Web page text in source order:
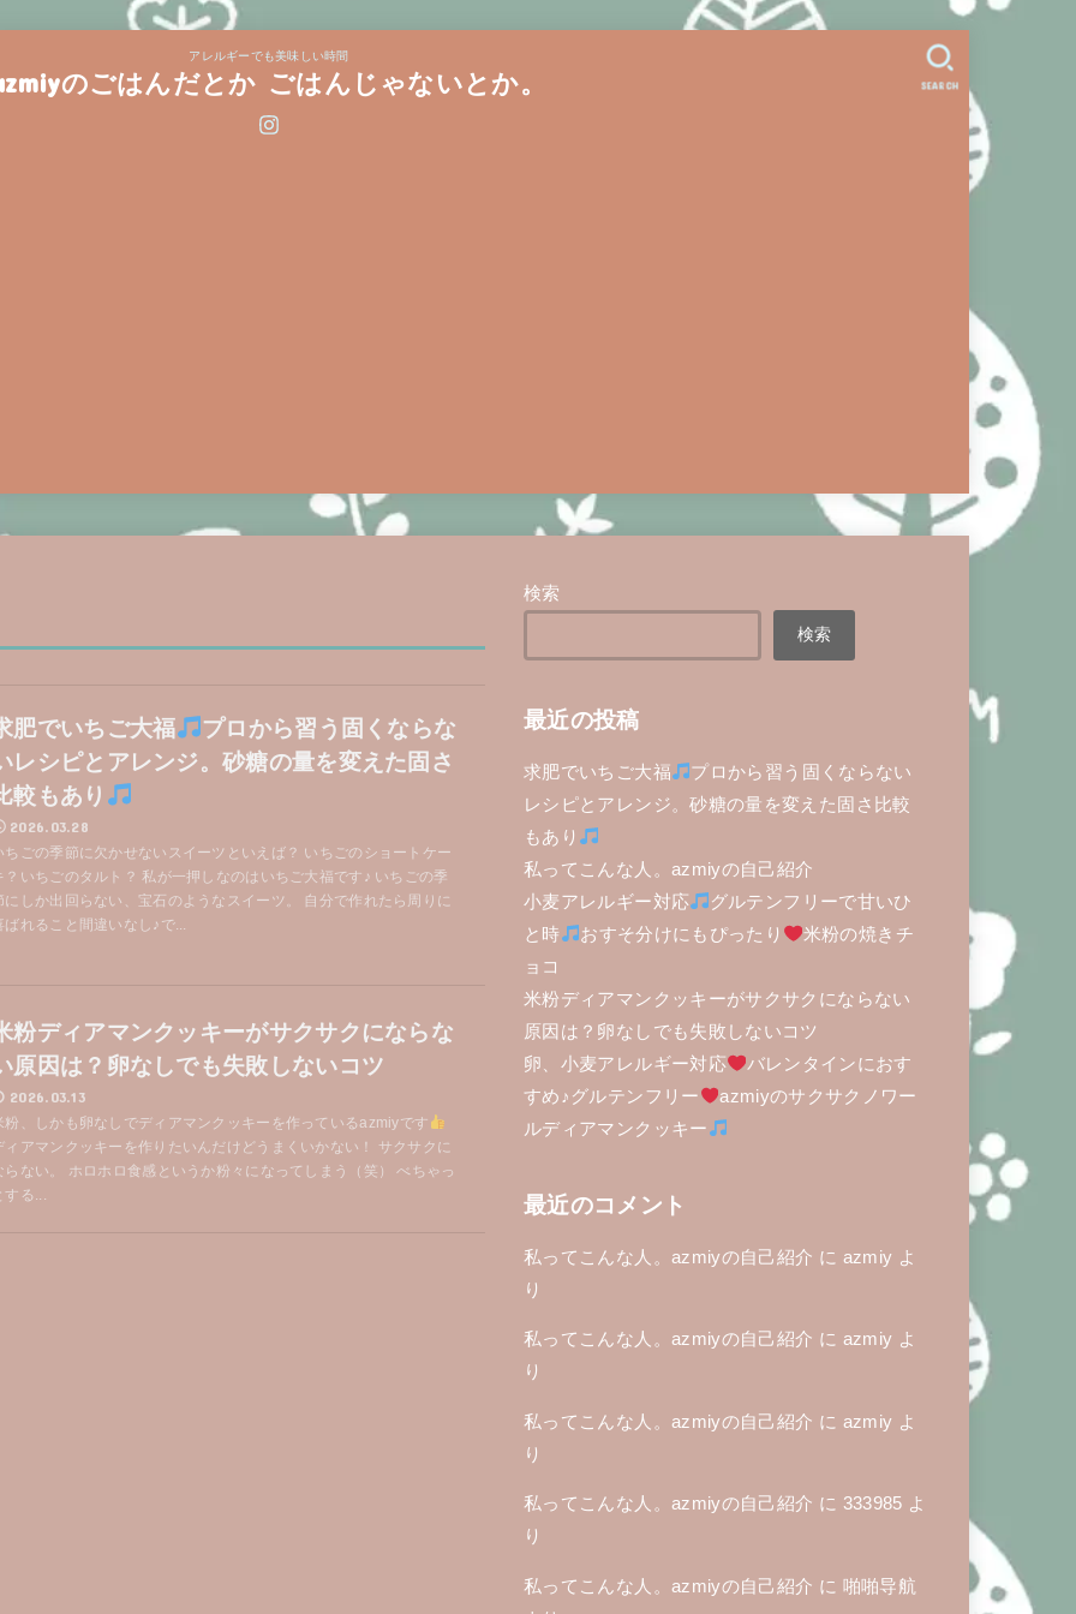
アレルギーでも美味しい時間
のごはんだとか ごはんじゃないとか。 SEARCH
肥でいちご大福
プロから習う固くならな
レシピとアレンジ。砂糖の量を変えた固さ
較もあり
2026.03.28
ちごの季節に欠かせないスイーツといえば？ いちごのショートケー
？いちごのタルト？ 私が一押しなのはいちご大福です♪ いちごの季
にしか出回らない、宝石のようなスイーツ。 自分で作れたら周りに
ばれること間違いなし♪で...
粉ディアマンクッキーがサクサクにならな
原因は？卵なしでも失敗しないコツ
2026.03.13
粉、しかも卵なしでディアマンクッキーを作っているazmiyです
ィアマンクッキーを作りたいんだけどうまくいかない！ サクサクに
らない。 ホロホロ食感というか粉々になってしまう（笑） べちゃっ
する...
検索
検索
最近の投稿
求肥でいちご大福
プロから習う固くならない
レシピとアレンジ。砂糖の量を変えた固さ比較
もあり
私ってこんな人。azmiyの自己紹介
小麦アレルギー対応
グルテンフリーで甘いひ
と時
おすそ分けにもぴったり
米粉の焼きチ
ョコ
米粉ディアマンクッキーがサクサクにならない
原因は？卵なしでも失敗しないコツ
卵、小麦アレルギー対応
バレンタインにおす
すめ♪グルテンフリー
azmiyのサクサクノワー
ルディアマンクッキー
最近のコメント
私ってこんな人。azmiyの自己紹介 に azmiy よ
り
私ってこんな人。azmiyの自己紹介 に azmiy よ
り
私ってこんな人。azmiyの自己紹介 に azmiy よ
り
私ってこんな人。azmiyの自己紹介 に 333985 よ
り
私ってこんな人。azmiyの自己紹介 に 啪啪导航